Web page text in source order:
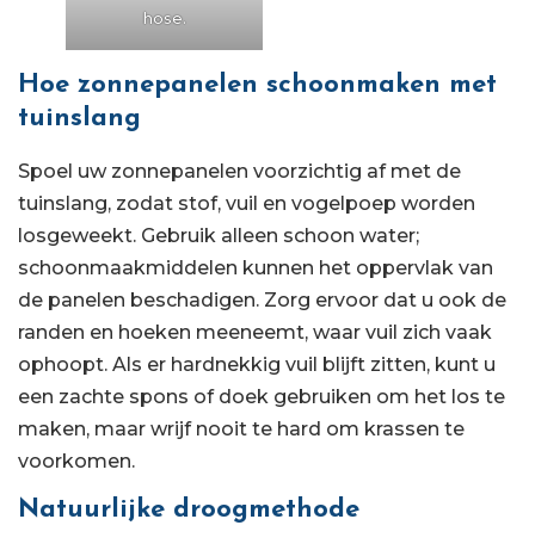
hose.
Hoe zonnepanelen schoonmaken met
tuinslang
Spoel uw zonnepanelen voorzichtig af met de
tuinslang, zodat stof, vuil en vogelpoep worden
losgeweekt. Gebruik alleen schoon water;
schoonmaakmiddelen kunnen het oppervlak van
de panelen beschadigen. Zorg ervoor dat u ook de
randen en hoeken meeneemt, waar vuil zich vaak
ophoopt. Als er hardnekkig vuil blijft zitten, kunt u
een zachte spons of doek gebruiken om het los te
maken, maar wrijf nooit te hard om krassen te
voorkomen.
Natuurlijke droogmethode